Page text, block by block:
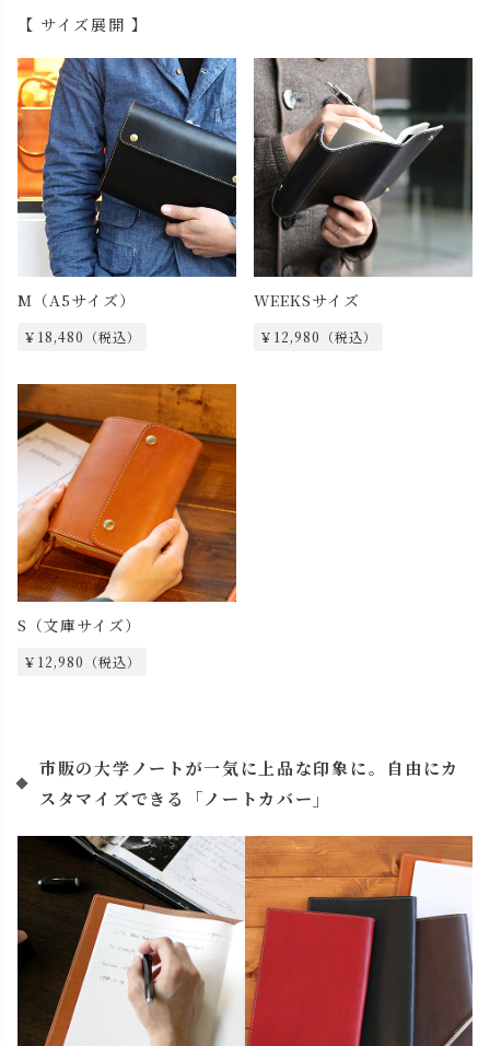
【 サイズ展開 】
M（A5サイズ）
￥18,480（税込）
WEEKSサイズ
￥12,980（税込）
S（文庫サイズ）
￥12,980（税込）
市販の大学ノートが一気に上品な印象に。自由にカ
スタマイズできる「ノートカバー」